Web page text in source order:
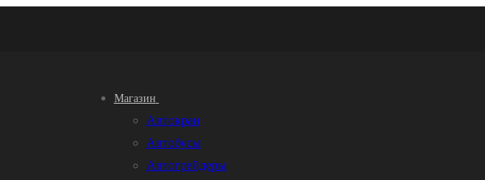
Магазин
Автокран
Автобусы
Автогрейдеры